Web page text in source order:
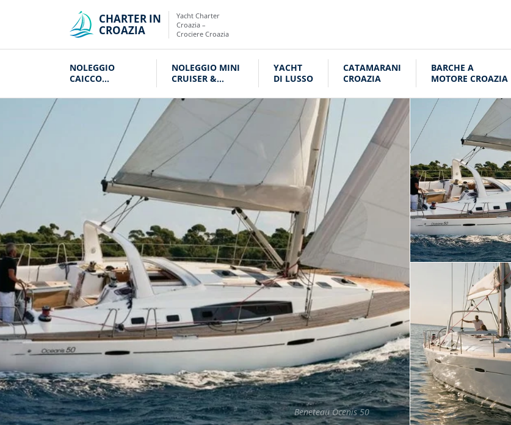
CHARTER IN
CROAZIA
Yacht Charter
Croazia –
Crociere Croazia
NOLEGGIO
CAICCO
NOLEGGIO MINI
CRUISER &
YACHT
DI LUSSO
CATAMARANI
CROAZIA
BARCHE A
MOTORE CROAZIA
Beneteau Ocenis 50